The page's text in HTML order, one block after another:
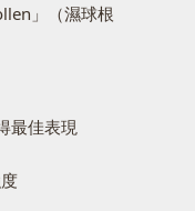
」（濕球根
最佳表現